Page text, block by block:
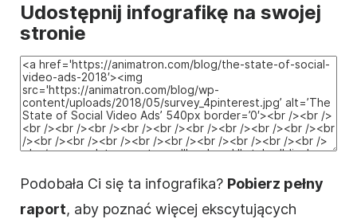
Udostępnij infografikę na swojej
stronie
Podobała Ci się ta infografika? Pobierz pełny
raport, aby poznać więcej ekscytujących